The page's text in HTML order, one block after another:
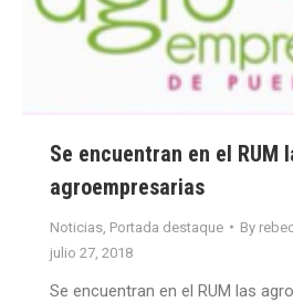
Se encuentran en el RUM
agroempresarias
Noticias Portada destaque By
julio 27, 2018
Se encuentran en el RUM las